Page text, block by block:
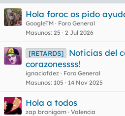
Hola foroc os pido
GoogleTM
Foro General
Masunos 25 2 Jul 2026
[RETARDS]
Noticias del
corazonessss!
ignaciofdez
Foro General
Masunos 105 14 Nov 2025
Hola a todos
zap branigam Valencia